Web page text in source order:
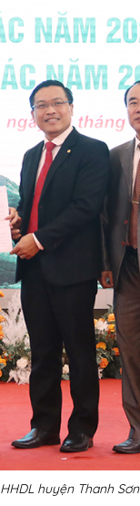
huyện Thanh Sơn